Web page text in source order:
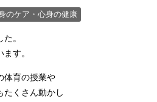
のケア・心身の健康
。
す。
体育の授業や
たくさん動かし